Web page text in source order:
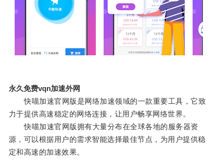
永久免费vqn加速外网
快喵加速官网版是网络加速领域的一款重要工具，它致
力于提供高速稳定的网络连接，让用户畅享网络世界。
快喵加速官网版拥有大量分布在全球各地的服务器资
源，可以根据用户的需求智能选择最佳节点，为用户提供稳
定和高速的加速效果。